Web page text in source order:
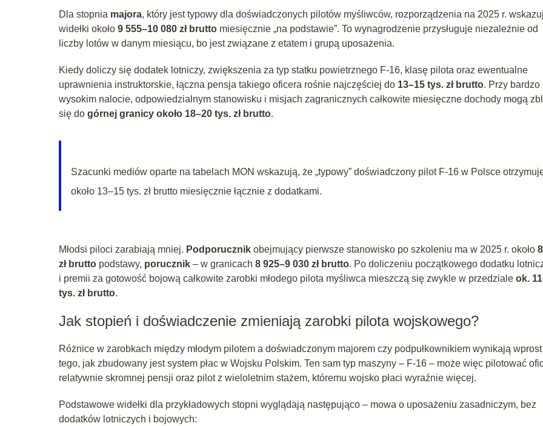
Dla stopnia majora, który jest typowy dla doświadczonych pilotów myśliwców, rozporządzenia na 2025 r.
widełki około 9 555–10 080 zł brutto miesięcznie „na podstawie”. To wynagrodzenie przysługuje niezależnie od
liczby lotów w danym miesiącu, bo jest związane z etatem i grupą uposażenia.
Kiedy doliczy się dodatek lotniczy, zwiększenia za typ statku powietrznego F‑16, klasę pilota oraz ewentualne
uprawnienia instruktorskie, łączna pensja takiego oficera rośnie najczęściej do 13–15 tys. zł brutto. Przy bardzo
wysokim nalocie, odpowiedzialnym stanowisku i misjach zagranicznych całkowite miesięczne dochody mogą
się do górnej granicy około 18–20 tys. zł brutto.
Szacunki mediów oparte na tabelach MON wskazują, że „typowy” doświadczony pilot F‑16 w Polsce
około 13–15 tys. zł brutto miesięcznie łącznie z dodatkami.
Młodsi piloci zarabiają mniej. Podporucznik obejmujący pierwsze stanowisko po szkoleniu ma w 2025 r. około
zł brutto podstawy, porucznik – w granicach 8 925–9 030 zł brutto. Po doliczeniu początkowego dodatku
i premii za gotowość bojową całkowite zarobki młodego pilota myśliwca mieszczą się zwykle w przedziale ok.
tys. zł brutto.
Jak stopień i doświadczenie zmieniają zarobki pilota wojskowego?
Różnice w zarobkach między młodym pilotem a doświadczonym majorem czy podpułkownikiem wynikają
tego, jak zbudowany jest system płac w Wojsku Polskim. Ten sam typ maszyny – F‑16 – może więc pilotować
relatywnie skromnej pensji oraz pilot z wieloletnim stażem, któremu wojsko płaci wyraźnie więcej.
Podstawowe widełki dla przykładowych stopni wyglądają następująco – mowa o uposażeniu zasadniczym, bez
dodatków lotniczych i bojowych: